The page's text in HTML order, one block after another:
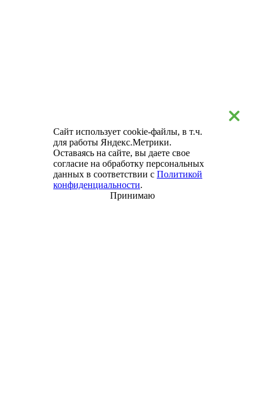
Сайт использует cookie-файлы, в т.ч.
для работы Яндекс.Метрики.
Оставаясь на сайте, вы даете свое
согласие на обработку персональных
данных в соответствии с Политикой
конфиденциальности.
Принимаю